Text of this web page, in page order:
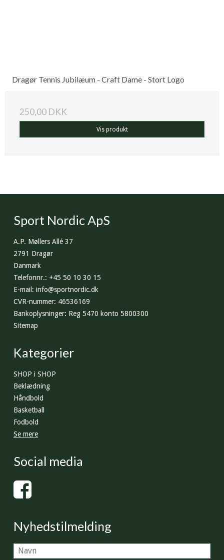
Dragør Tennis Jubilæum - Craft Dame - Stort Logo
250,00 DKK
Vis produkt
Sport Nordic ApS
A.P. Møllers Allé 37
2791 Dragør
Danmark
Telefonnr.: +45 50 10 30 15
E-mail : info@sportnordic.dk
CVR-nummer: 46536169
Bankoplysninger: Reg 5470 konto 5800300
Sitemap
Kategorier
SHOP i SHOP
Beklædning
Håndbold
Basketball
Fodbold
Se mere
Social media
Nyhedstilmelding